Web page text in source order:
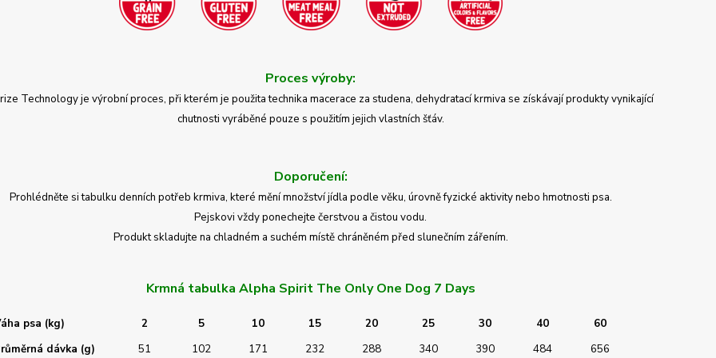
Proces výroby:
Technology je výrobní proces, při kterém je použita technika ​​macerace za studena, dehydratací krmiva se získávají produkty vynikající
chutnosti vyráběné pouze s použitím jejich vlastních šťáv.
Doporučení:
Prohlédněte si tabulku denních potřeb krmiva, které mění množství jídla podle věku, úrovně fyzické aktivity nebo hmotnosti psa.
Pejskovi vždy ponechejte čerstvou a čistou vodu.
Produkt skladujte na chladném a suchém místě chráněném před slunečním zářením.
Krmná tabulka Alpha Spirit The Only One Dog 7 Days
psa (kg) 2 5 10 15 20 25 30 40
60
dávka (g)
51 102 171 232 288 340 390 484 656